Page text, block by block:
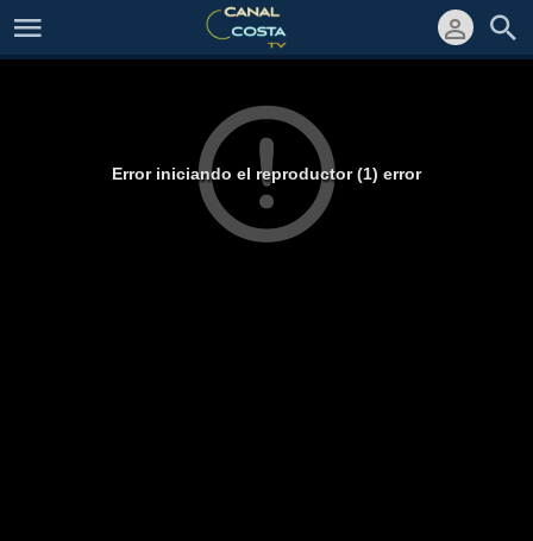
Error iniciando el reproductor (1) error